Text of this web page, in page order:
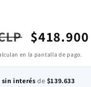
Precio
de
oferta
$418.900
en la pantalla de pago.
sin interés de $139.633